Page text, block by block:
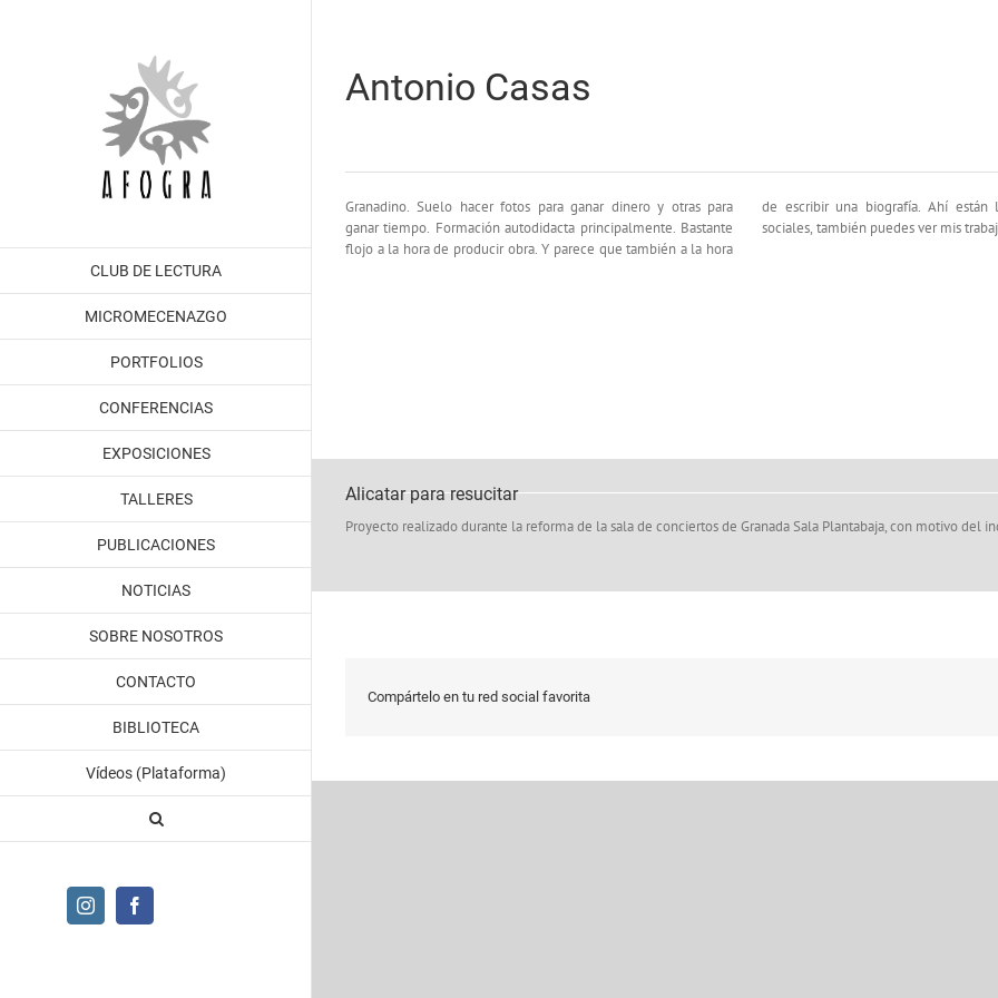
CLUB DE LECTURA
MICROMECENAZGO
PORTFOLIOS
CONFERENCIAS
EXPOSICIONES
TALLERES
PUBLICACIONES
NOTICIAS
SOBRE NOSOTROS
CONTACTO
BIBLIOTECA
Vídeos (Plataforma)
Instagram
Antonio Casas
Granadino. Suelo hacer fotos para ganar dinero y otras para
ganar tiempo. Formación autodidacta principalmente. Bastante
flojo a la hora de producir obra. Y parece que también a la hora
de escribir una biografía. Ahí están los enlaces a mis redes
sociales, también puedes ver mis
Alicatar para resucitar
Proyecto realizado durante la reforma de la sala de conciertos de Granada Sala Plantabaja, con motivo del
Compártelo en tu red social favorita